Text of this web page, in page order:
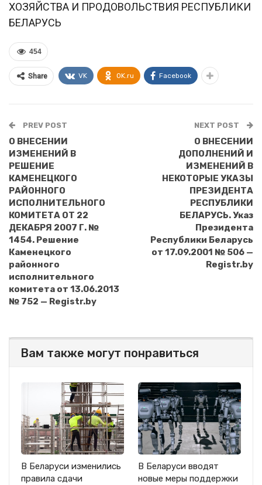
ХОЗЯЙСТВА И ПРОДОВОЛЬСТВИЯ РЕСПУБЛИКИ
БЕЛАРУСЬ
454
Share VK OK.ru Facebook
PREV POST
О ВНЕСЕНИИ
ИЗМЕНЕНИЙ В
РЕШЕНИЕ
КАМЕНЕЦКОГО
РАЙОННОГО
ИСПОЛНИТЕЛЬНОГО
КОМИТЕТА ОТ 22
ДЕКАБРЯ 2007 Г. №
1454. Решение
Каменецкого
районного
исполнительного
комитета от 13.06.2013
№ 752 — Registr.by
NEXT POST
О ВНЕСЕНИИ
ДОПОЛНЕНИЙ И
ИЗМЕНЕНИЙ В
НЕКОТОРЫЕ УКАЗЫ
ПРЕЗИДЕНТА
РЕСПУБЛИКИ
БЕЛАРУСЬ. Указ
Президента
Республики Беларусь
от 17.09.2001 № 506 —
Registr.by
Вам также могут понравиться
В Беларуси изменились
правила сдачи
В Беларуси вводят
новые меры поддержки